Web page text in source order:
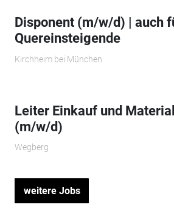
Disponent (m/w/d) | auch
Quereinsteigende
Kirchheim bei München
Leiter Einkauf und
(m/w/d)
Wegberg
weitere Jobs